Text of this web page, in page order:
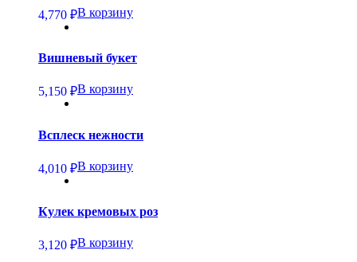
4,770 ₽В корзину
Вишневый букет
5,150 ₽В корзину
Всплеск нежности
4,010 ₽В корзину
Кулек кремовых роз
3,120 ₽В корзину